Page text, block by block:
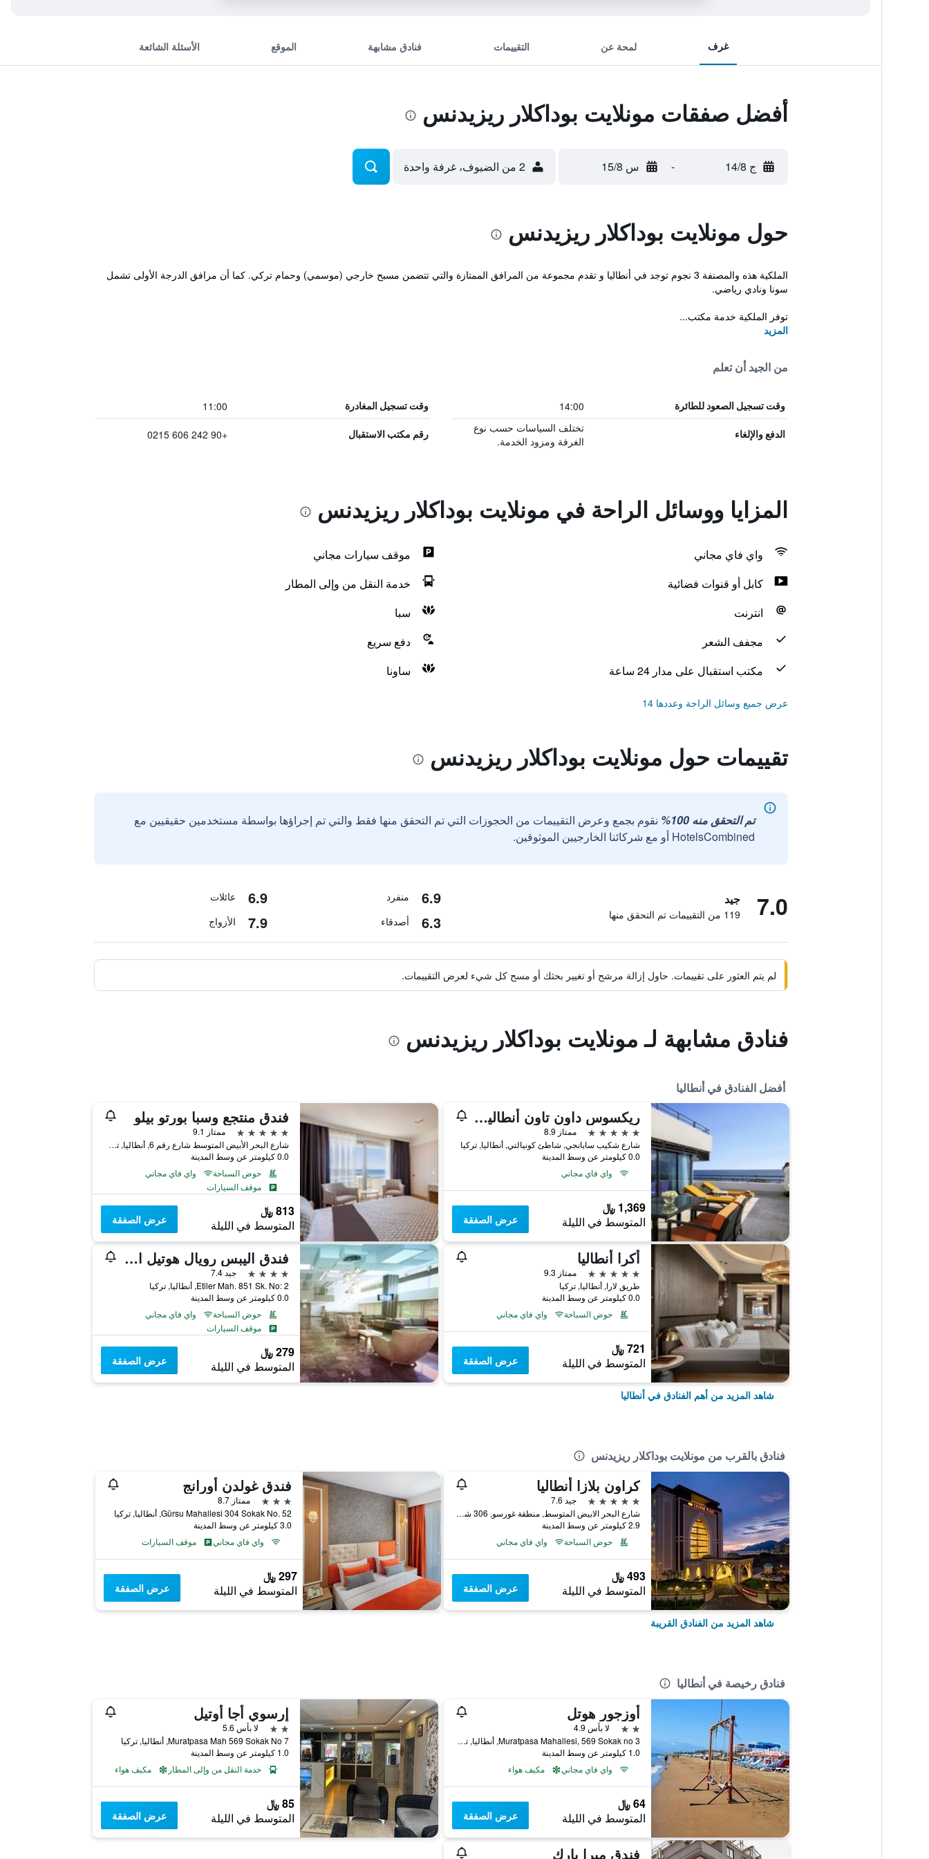
غرف لمحة عن التقييمات فنادق مشابهة الموقع الأسئلة الشائعة
أفضل صفقات مونلايت بوداكلار ريزيدنس
ج 14/8 - س 15/8 2 من الضيوف، غرفة واحدة
حول مونلايت بوداكلار ريزيدنس
الملكية هذه والمصنفة 3 نجوم توجد في أنطاليا و تقدم مجموعة من المرافق الممتازة والتي تتضمن مسبح خارجي (موسمي) وحمام تركي. كما أن مرافق الدرجة الأولى تشمل
سونا ونادي رياضي.
توفر الملكية خدمة مكتب...
المزيد
من الجيد أن تعلم
وقت تسجيل الصعود للطائرة 14:00 وقت تسجيل المغادرة 11:00
الدفع والإلغاء
تختلف السياسات حسب نوع
الغرفة ومزود الخدمة.
رقم مكتب الاستقبال +90 242 606 0215
المزايا ووسائل الراحة في مونلايت بوداكلار ريزيدنس
واي فاي مجاني
موقف سيارات مجاني
كابل أو قنوات فضائية
خدمة النقل من وإلى المطار
انترنت
سبا
مجفف الشعر
دفع سريع
مكتب استقبال على مدار 24 ساعة
ساونا
عرض جميع وسائل الراحة وعددها 14
تقييمات حول مونلايت بوداكلار ريزيدنس
تم التحقق منه 100%
نقوم بجمع وعرض التقييمات من الحجوزات التي تم التحقق منها فقط والتي تم إجراؤها بواسطة مستخدمين حقيقيين مع
HotelsCombined أو مع شركائنا الخارجيين الموثوقين.
7.0 جيد
119 من التقييمات تم التحقق منها
6.9 منفرد 6.9 عائلات
6.3 أصدقاء 7.9 الأزواج
لم يتم العثور على تقييمات. حاول إزالة مرشح أو تغيير بحثك أو مسح كل شيء لعرض التقييمات.
فنادق مشابهة لـ مونلايت بوداكلار ريزيدنس
أفضل الفنادق في أنطاليا
ريكسوس داون تاون أنطاليا - الوصول إلى أرض الأساطير
5 نجوم
ممتاز 8.9
شارع شكيب سابانجي, شاطئ كونيالتي, أنطاليا, تركيا
0.0 كيلومتر عن وسط المدينة
واي فاي مجاني
1,369 ﷼
المتوسط في الليلة عرض الصفقة
فندق منتجع وسبا بورتو بيلو
5 نجوم
ممتاز 9.1
شارع البحر الأبيض المتوسط شارع رقم 6, أنطاليا, تركيا
0.0 كيلومتر عن وسط المدينة
حوض السباحة
واي فاي مجاني
موقف السيارات
813 ﷼
المتوسط في الليلة عرض الصفقة
أكرا أنطاليا
5 نجوم
ممتاز 9.3
طريق لارا, أنطاليا, تركيا
0.0 كيلومتر عن وسط المدينة
حوض السباحة
واي فاي مجاني
721 ﷼
المتوسط في الليلة عرض الصفقة
فندق اليبس رويال هوتيل اند سبا
4 نجوم
جيد 7.4
Etiler Mah. 851 Sk. No: 2, أنطاليا, تركيا
0.0 كيلومتر عن وسط المدينة
حوض السباحة
واي فاي مجاني
موقف السيارات
279 ﷼
المتوسط في الليلة عرض الصفقة
شاهد المزيد من أهم الفنادق في أنطاليا
فنادق بالقرب من مونلايت بوداكلار ريزيدنس
كراون بلازا أنطاليا
5 نجوم
جيد 7.6
شارع البحر الابيض المتوسط, منطقة غورسو, 306 شارع كونيالتي, أنطاليا, تركيا
2.9 كيلومتر عن وسط المدينة
حوض السباحة
واي فاي مجاني
493 ﷼
المتوسط في الليلة عرض الصفقة
فندق غولدن أورانج
3 نجوم
ممتاز 8.7
Gürsu Mahallesi 304 Sokak No. 52, أنطاليا, تركيا
3.0 كيلومتر عن وسط المدينة
واي فاي مجاني
موقف السيارات
297 ﷼
المتوسط في الليلة عرض الصفقة
شاهد المزيد من الفنادق القريبة
فنادق رخيصة في أنطاليا
أوزجور هوتل
2 نجمتين
لا بأس 4.9
Muratpasa Mahallesi, 569 Sokak no 3, أنطاليا, تركيا
1.0 كيلومتر عن وسط المدينة
واي فاي مجاني
مكيف هواء
64 ﷼
المتوسط في الليلة عرض الصفقة
إرسوي أجا أوتيل
2 نجمتين
لا بأس 5.6
Muratpasa Mah 569 Sokak No 7, أنطاليا, تركيا
1.0 كيلومتر عن وسط المدينة
خدمة النقل من وإلى المطار
مكيف هواء
85 ﷼
المتوسط في الليلة عرض الصفقة
فندق ميرا بارك